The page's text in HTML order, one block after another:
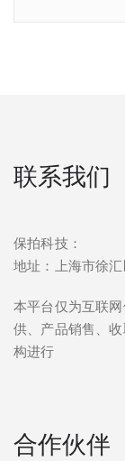
联系我们
保拍科技：
地址：上海市徐
本平台仅为互联
供、产品销售、
构进行
合作伙伴